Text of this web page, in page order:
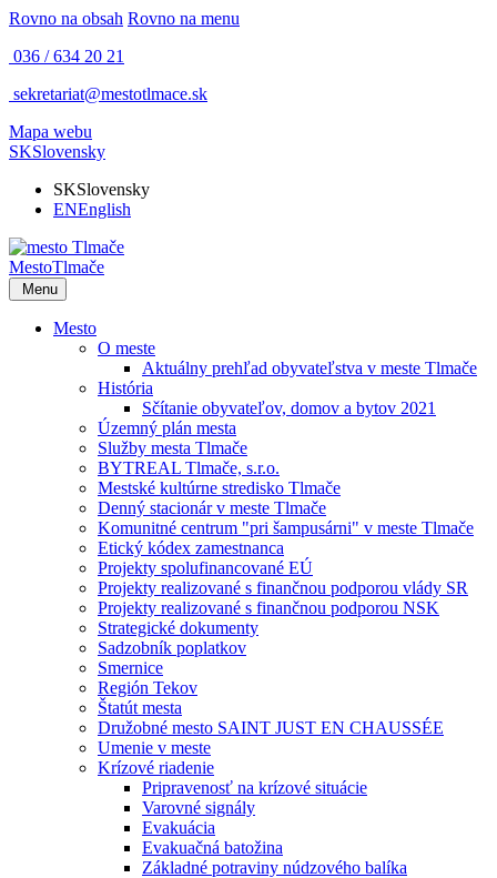
Rovno na obsah Rovno na menu
036 / 634 20 21
sekretariat@mestotlmace.sk
Mapa webu
SKSlovensky
SKSlovensky
ENEnglish
MestoTlmače
Menu
Mesto
O meste
Aktuálny prehľad obyvateľstva v meste Tlmače
História
Sčítanie obyvateľov, domov a bytov 2021
Územný plán mesta
Služby mesta Tlmače
BYTREAL Tlmače, s.r.o.
Mestské kultúrne stredisko Tlmače
Denný stacionár v meste Tlmače
Komunitné centrum "pri šampusárni" v meste Tlmače
Etický kódex zamestnanca
Projekty spolufinancované EÚ
Projekty realizované s finančnou podporou vlády SR
Projekty realizované s finančnou podporou NSK
Strategické dokumenty
Sadzobník poplatkov
Smernice
Región Tekov
Štatút mesta
Družobné mesto SAINT JUST EN CHAUSSÉE
Umenie v meste
Krízové riadenie
Pripravenosť na krízové situácie
Varovné signály
Evakuácia
Evakuačná batožina
Základné potraviny núdzového balíka